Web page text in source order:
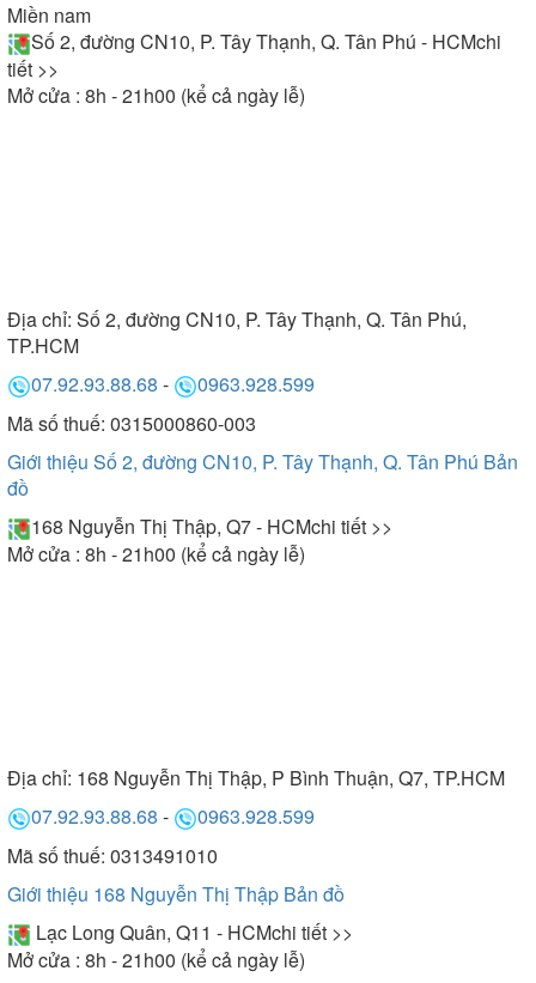
Miền nam
Số 2, đường CN10, P. Tây Thạnh, Q. Tân Phú - HCMchi
tiết >>
Mở cửa : 8h - 21h00 (kể cả ngày lễ)
Địa chỉ: Số 2, đường CN10, P. Tây Thạnh, Q. Tân Phú,
TP.HCM
07.92.93.88.68 -
0963.928.599
Mã số thuế: 0315000860-003
Giới thiệu Số 2, đường CN10, P. Tây Thạnh, Q. Tân Phú Bản
đồ
168 Nguyễn Thị Thập, Q7 - HCMchi tiết >>
Mở cửa : 8h - 21h00 (kể cả ngày lễ)
Địa chỉ: 168 Nguyễn Thị Thập, P Bình Thuận, Q7, TP.HCM
07.92.93.88.68 -
0963.928.599
Mã số thuế: 0313491010
Giới thiệu 168 Nguyễn Thị Thập Bản đồ
Lạc Long Quân, Q11 - HCMchi tiết >>
Mở cửa : 8h - 21h00 (kể cả ngày lễ)